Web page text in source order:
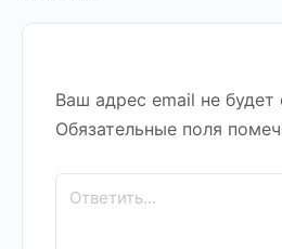
Ваш адрес email не будет
Обязательные поля